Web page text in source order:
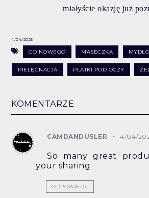
miałyście okazję już
4/04/2025
CO NOWEGO MASECZKA MYDŁO
PIELĘGNACJA PŁATKI POD OCZY
KOMENTARZE
CAMDANDUSLER 4/04/
So many great
your sharing
ODPOWIEDZ